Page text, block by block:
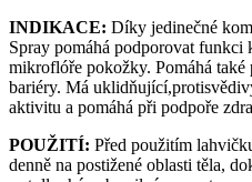
INDIKACE: Díky jedinečné
Spray pomáhá podporovat funkci
mikroflóře pokožky. Pomáhá
bariéry. Má
aktivitu a pomáhá při podpoře
POUŽITÍ: Před použitím
denně na postižené oblasti těla,